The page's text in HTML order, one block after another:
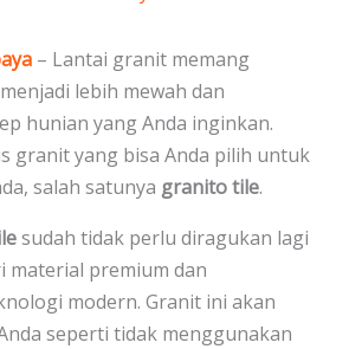
– Lantai granit memang
lebih mewah dan
hunian yang Anda inginkan.
granit yang bisa Anda pilih untuk
salah satunya granito tile.
sudah tidak perlu diragukan lagi
material premium dan
modern. Granit ini akan
seperti tidak menggunakan